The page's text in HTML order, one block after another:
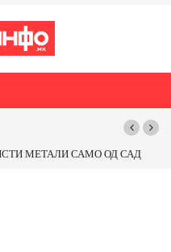
Почнува реконструкцијата на